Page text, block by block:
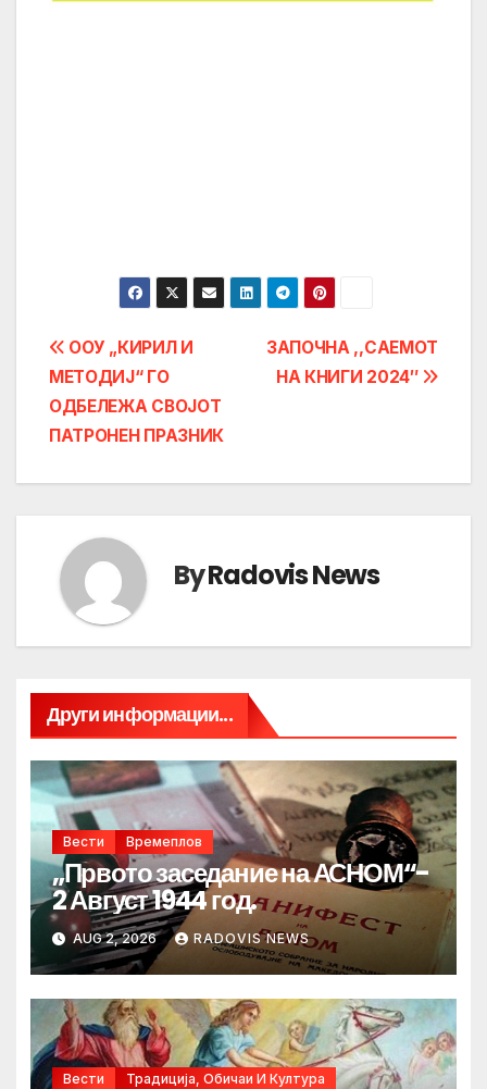
Post
navigation
ЗАПОЧНА ,,САЕМОТ
НА КНИГИ 2024″
ООУ „КИРИЛ И
МЕТОДИЈ“ ГО
ОДБЕЛЕЖА СВОЈОТ
ПАТРОНЕН ПРАЗНИК
ByRadovis News
Други информации...
Вести Времеплов
„Првото заседание на АСНОМ“-
2 Август 1944 год.
AUG 2, 2026 RADOVIS NEWS
Вести Традиција, Обичаи И Култура